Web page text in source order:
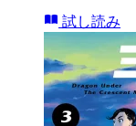
試し読み